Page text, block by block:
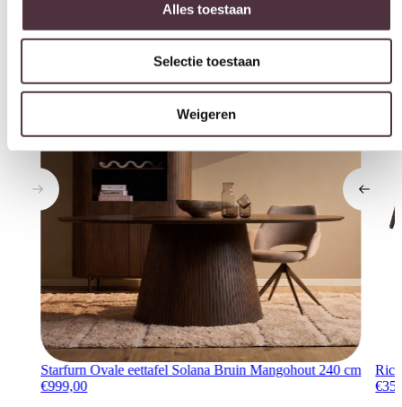
Weigeren
Interessant voor jou
Starfurn Ovale eettafel Solana Bruin Mangohout 240 cm
€999,00
€